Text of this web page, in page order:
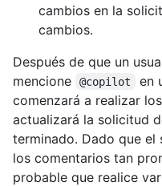
cambios en la
cambios.
Después de que un
mencione
@copilot
en
comenzará a realizar
actualizará la solicitud
terminado. Dado que el
los comentarios tan
probable que realice